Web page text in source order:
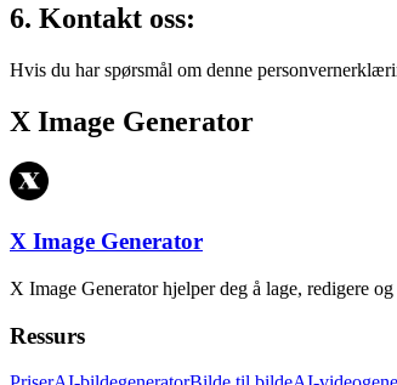
6. Kontakt oss:
Hvis du har spørsmål om denne
X Image Generator
X Image Generator
X Image Generator hjelper deg å lage, redigere
Ressurs